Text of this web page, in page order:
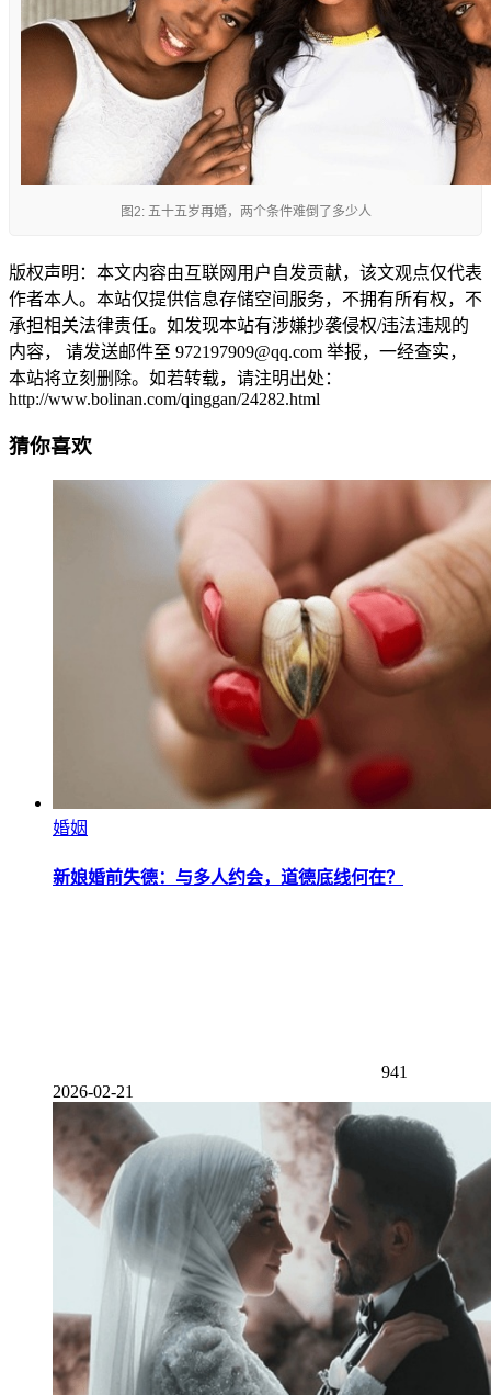
图2: 五十五岁再婚，两个条件难倒了多少人
版权声明：本文内容由互联网用户自发贡献，该文观点仅代表
作者本人。本站仅提供信息存储空间服务，不拥有所有权，不
承担相关法律责任。如发现本站有涉嫌抄袭侵权/违法违规的
内容， 请发送邮件至 972197909@qq.com 举报，一经查实，
本站将立刻删除。如若转载，请注明出处：
http://www.bolinan.com/qinggan/24282.html
猜你喜欢
婚姻
新娘婚前失德：与多人约会，道德底线何在？
941
2026-02-21